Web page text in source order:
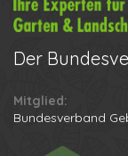
Der
Mitglied:
Bundesverband